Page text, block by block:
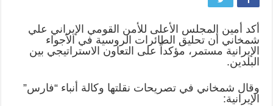
أكد أمين المجلس الأعلى للأمن القومي الإيراني علي
شمخاني أن تحليق الطائرات الروسية في الأجواء
الإيرانية مستمر، مؤكداً على التعاون الاستراتيجي بين
البلدين.
وقال شمخاني في تصريحات نقلتها وكالة أنباء “فارس”
الإيرانية: